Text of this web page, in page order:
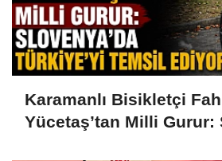
Karamanlı Bisikletçi
Yücetaş’tan Milli Gurur: